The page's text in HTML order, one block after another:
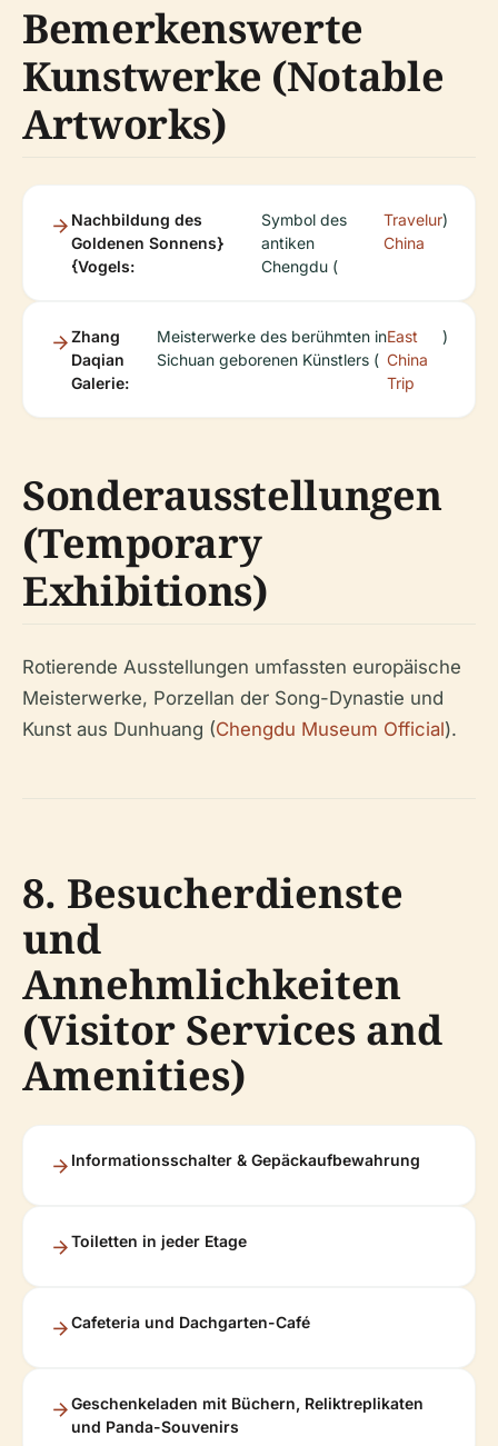
Bemerkenswerte
Kunstwerke (Notable
Artworks)
Nachbildung des
Goldenen Sonnens}
{Vogels:
Symbol des
antiken
Chengdu (
Travelur
China
)
Zhang
Daqian
Galerie:
Meisterwerke des berühmten in
Sichuan geborenen Künstlers (
East
China
Trip
)
Sonderausstellungen
(Temporary
Exhibitions)
Rotierende Ausstellungen umfassten europäische
Meisterwerke, Porzellan der Song-Dynastie und
Kunst aus Dunhuang (Chengdu Museum Official).
8. Besucherdienste
und
Annehmlichkeiten
(Visitor Services and
Amenities)
Informationsschalter & Gepäckaufbewahrung
Toiletten in jeder Etage
Cafeteria und Dachgarten-Café
Geschenkeladen mit Büchern, Reliktreplikaten
und Panda-Souvenirs